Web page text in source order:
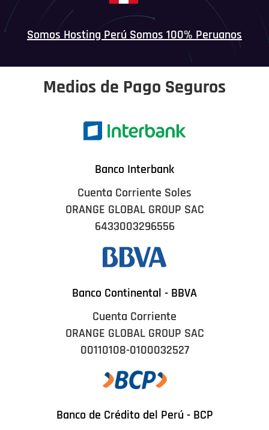
Somos Hosting Perú Somos 100% Peruanos
Medios de Pago Seguros
Banco Interbank
Cuenta Corriente Soles
ORANGE GLOBAL GROUP SAC
6433003296556
Banco Continental - BBVA
Cuenta Corriente
ORANGE GLOBAL GROUP SAC
00110108-0100032527
Banco de Crédito del Perú - BCP